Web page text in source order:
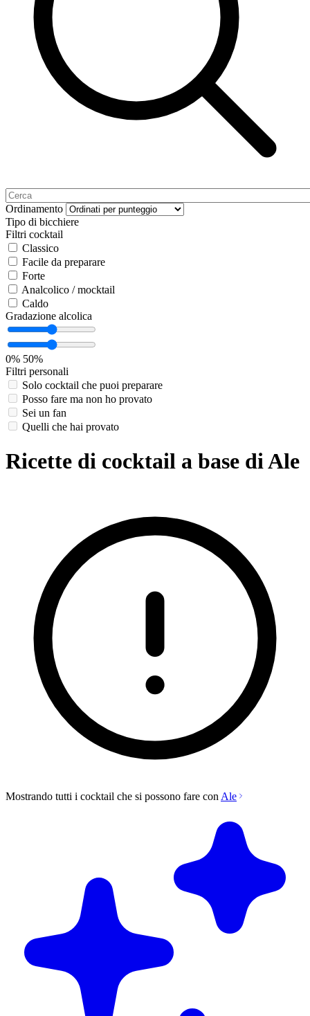
Ordinamento
Tipo di bicchiere
Filtri cocktail
Classico
Facile da preparare
Forte
Analcolico / mocktail
Caldo
Gradazione alcolica
0% 50%
Filtri personali
Solo cocktail che puoi preparare
Posso fare ma non ho provato
Sei un fan
Quelli che hai provato
Ricette di cocktail a base di Ale
Mostrando tutti i cocktail che si possono fare con Ale